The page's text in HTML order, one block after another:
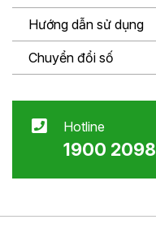
Hướng dẫn sử dụng
Chuyển đổi số
Hotline
1900 2098